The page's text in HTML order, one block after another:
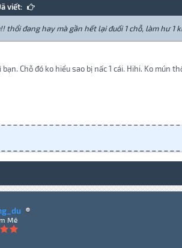
viết:
thổi đang hay mà gần hết lại đuối 1 chỗ, làm hư 1
Chỗ đó ko hiểu sao bị nấc 1 cái. Hihi. Ko mún
Mê